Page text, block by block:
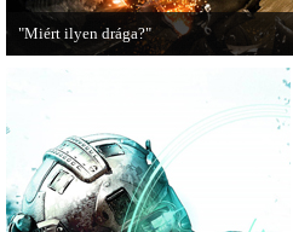
"Miért ilyen drága?"
A PC Guru utánajárt, miért kerülnek